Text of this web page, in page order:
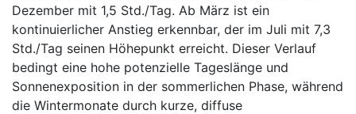
Dezember mit 1,5 Std./Tag. Ab März ist ein
kontinuierlicher Anstieg erkennbar, der im Juli mit 7,3
Std./Tag seinen Höhepunkt erreicht. Dieser Verlauf
bedingt eine hohe potenzielle Tageslänge und
Sonnenexposition in der sommerlichen Phase, während
die Wintermonate durch kurze, diffuse